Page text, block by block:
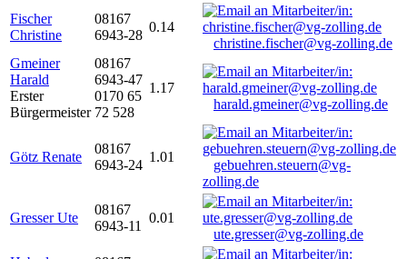
Fischer
Christine
08167
6943-28
0.14
christine.fischer@vg-zolling.de
Gmeiner
Harald
Erster
Bürgermeister
08167
6943-47
0170 65
72 528
1.17
harald.gmeiner@vg-zolling.de
Götz Renate
08167
6943-24
1.01
gebuehren.steuern@vg-
zolling.de
Gresser Ute
08167
6943-11
0.01
ute.gresser@vg-zolling.de